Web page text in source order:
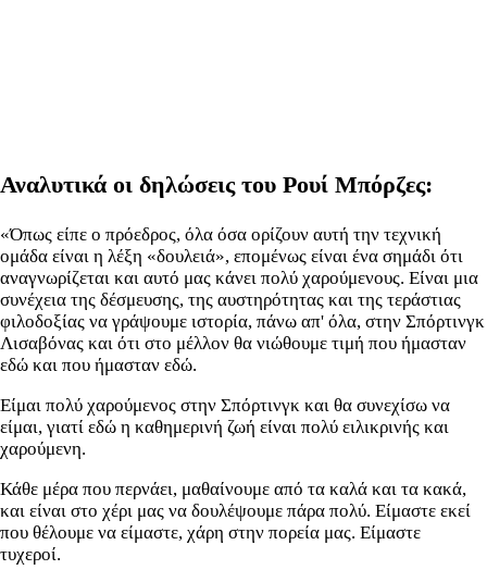
Αναλυτικά οι δηλώσεις του Ρουί Μπόρζες:
«Όπως είπε ο πρόεδρος, όλα όσα ορίζουν αυτή την τεχνική
ομάδα είναι η λέξη «δουλειά», επομένως είναι ένα σημάδι ότι
αναγνωρίζεται και αυτό μας κάνει πολύ χαρούμενους. Είναι μια
συνέχεια της δέσμευσης, της αυστηρότητας και της τεράστιας
φιλοδοξίας να γράψουμε ιστορία, πάνω απ' όλα, στην Σπόρτινγκ
Λισαβόνας και ότι στο μέλλον θα νιώθουμε τιμή που ήμασταν
εδώ και που ήμασταν εδώ.
Είμαι πολύ χαρούμενος στην Σπόρτινγκ και θα συνεχίσω να
είμαι, γιατί εδώ η καθημερινή ζωή είναι πολύ ειλικρινής και
χαρούμενη.
Κάθε μέρα που περνάει, μαθαίνουμε από τα καλά και τα κακά,
και είναι στο χέρι μας να δουλέψουμε πάρα πολύ. Είμαστε εκεί
που θέλουμε να είμαστε, χάρη στην πορεία μας. Είμαστε
τυχεροί.